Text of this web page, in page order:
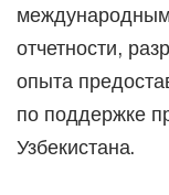
отчетности,
опыта
по поддержке
Узбекистана.